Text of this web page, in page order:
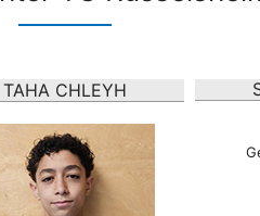
TAHA CHLEYH